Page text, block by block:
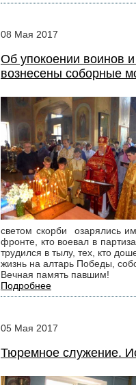
08 Мая 2017
Об упокоении воинов
вознесены соборные
светом скорби озарялись
фронте, кто воевал в
трудился в тылу, тех, кто
жизнь на алтарь Победы,
Вечная память павшим!
Подробнее
05 Мая 2017
Тюремное служение.